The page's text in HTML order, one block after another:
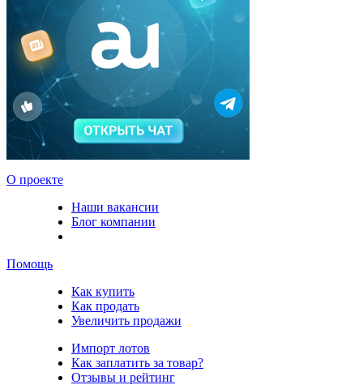
О проекте
Наши вакансии
Блог компании
Помощь
Как купить
Как продать
Увеличить продажи
Импорт лотов
Как заплатить за товар?
Отзывы и рейтинг